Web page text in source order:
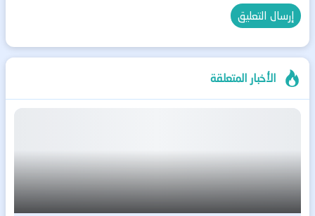
الأخبار المتعلقة